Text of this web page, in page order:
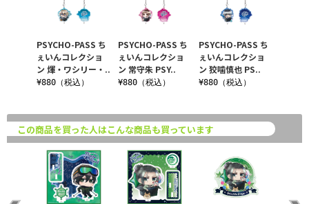
PSYCHO-PASS ち
ぇいんコレクショ
ン 常守朱 PSY..
¥880（税込）
PSYCHO-PASS ち
ぇいんコレクショ
ン 狡噛慎也 PS..
¥880（税込）
PSYCHO-PASS ち
ぇいんコレクショ
ン 煇・ワシリー・..
¥880（税込）
この商品を買った人はこんな商品も買っています